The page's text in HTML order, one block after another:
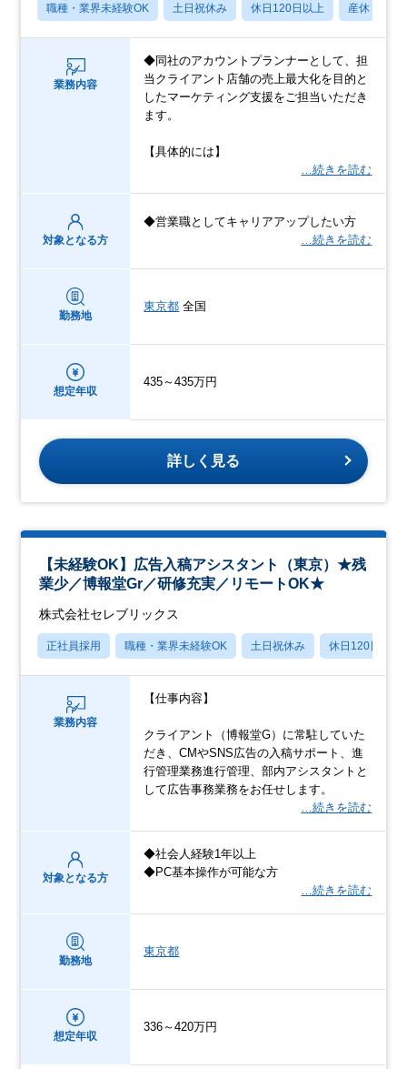
職種・業界未経験OK 土日祝休み 休日120日以上 産休・育休
業務内容
◆同社のアカウントプランナーとして、担
当クライアント店舗の売上最大化を目的と
したマーケティング支援をご担当いただき
ます。
【具体的には】
…続きを読む
対象となる方
◆営業職としてキャリアアップしたい方
…続きを読む
勤務地
東京都 全国
想定年収
435～435万円
詳しく見る
【未経験OK】広告入稿アシスタント（東京）★残
業少／博報堂Gr／研修充実／リモートOK★
株式会社セレブリックス
正社員採用 職種・業界未経験OK 土日祝休み 休日120日以上
業務内容
【仕事内容】
クライアント（博報堂G）に常駐していた
だき、CMやSNS広告の入稿サポート、進
行管理業務進行管理、部内アシスタントと
して広告事務業務をお任せします。
…続きを読む
対象となる方
◆社会人経験1年以上
◆PC基本操作が可能な方
…続きを読む
勤務地
東京都
想定年収
336～420万円